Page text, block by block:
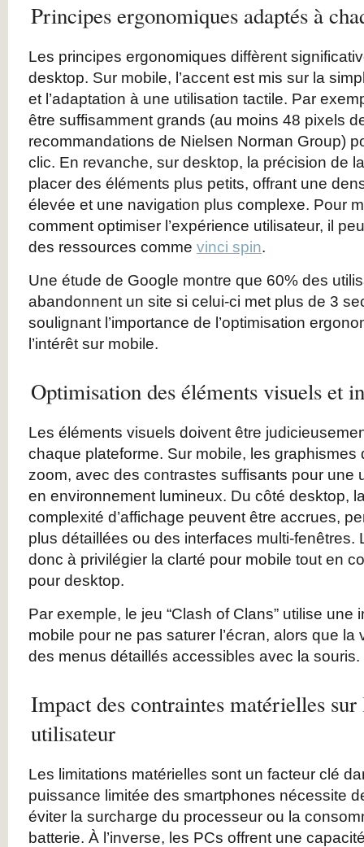
Principes ergonomiques adaptés à
Les principes ergonomiques diffèrent
desktop. Sur mobile, l’accent est mis sur la
et l’adaptation à une utilisation tactile. Par
être suffisamment grands (au moins 48 pixels
recommandations de Nielsen Norman Group)
clic. En revanche, sur desktop, la précision de
placer des éléments plus petits, offrant une
élevée et une navigation plus complexe. Pour
comment optimiser l’expérience utilisateur, il
des ressources comme vinci spin.
Une étude de Google montre que 60% des
abandonnent un site si celui-ci met plus de 3
soulignant l’importance de l’optimisation
l’intérêt sur mobile.
Optimisation des éléments visuels et
Les éléments visuels doivent être
chaque plateforme. Sur mobile, les graphismes
zoom, avec des contrastes suffisants pour une
en environnement lumineux. Du côté desktop,
complexité d’affichage peuvent être accrues,
plus détaillées ou des interfaces multi-fenêtres.
donc à privilégier la clarté pour mobile tout en
pour desktop.
Par exemple, le jeu “Clash of Clans” utilise une
mobile pour ne pas saturer l’écran, alors que
des menus détaillés accessibles avec la souris.
Impact des contraintes matérielles sur
utilisateur
Les limitations matérielles sont un facteur clé
puissance limitée des smartphones nécessite
éviter la surcharge du processeur ou la
batterie. À l’inverse, les PCs offrent une